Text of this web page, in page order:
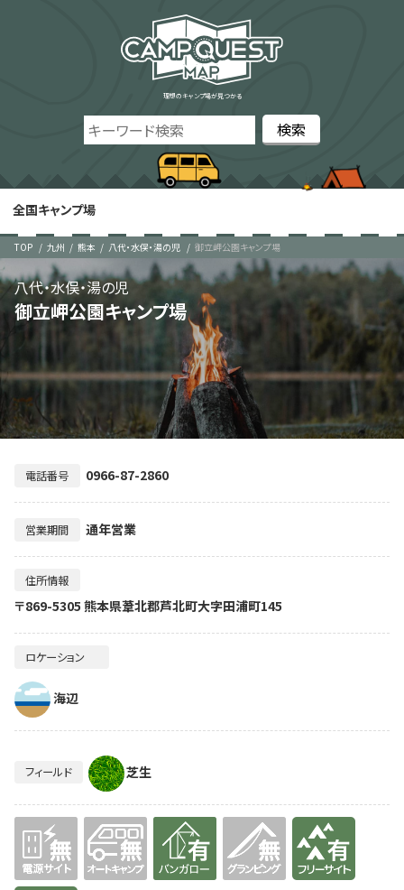
理想のキャンプ場が見つかる
全国キャンプ場
TOP 九州 熊本 八代・水俣・湯の児 御立岬公園キャンプ場
御立岬公園キャンプ場
八代・水俣・湯の児
電話番号 0966-87-2860
営業期間 通年営業
住所情報
〒869-5305 熊本県葦北郡芦北町大字田浦町145
ロケーション
海辺
フィールド 芝生
無 無 有り 有り